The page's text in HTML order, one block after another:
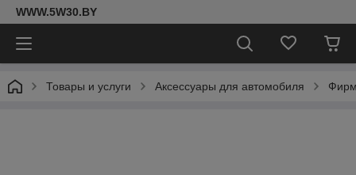
WWW.5W30.BY
Товары и услуги Аксессуары для автомобиля